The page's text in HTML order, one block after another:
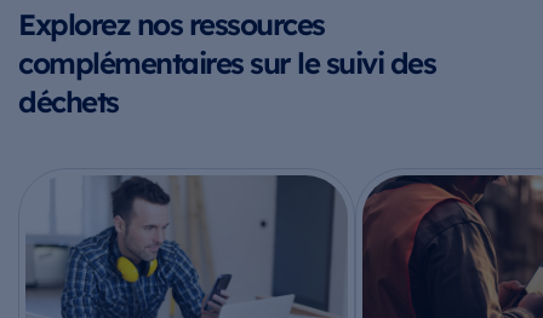
Explorez nos ressources
complémentaires sur le suivi des
déchets